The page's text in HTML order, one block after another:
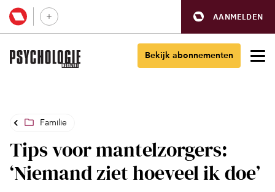
AANMELDEN
Bekijk abonnementen
Familie
Tips voor mantelzorgers:
‘Niemand ziet hoeveel ik doe’